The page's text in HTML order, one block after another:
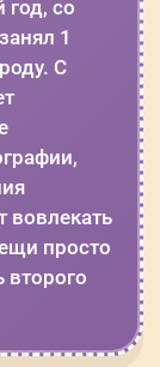
год, со
1
С
вовлекать
просто
второго